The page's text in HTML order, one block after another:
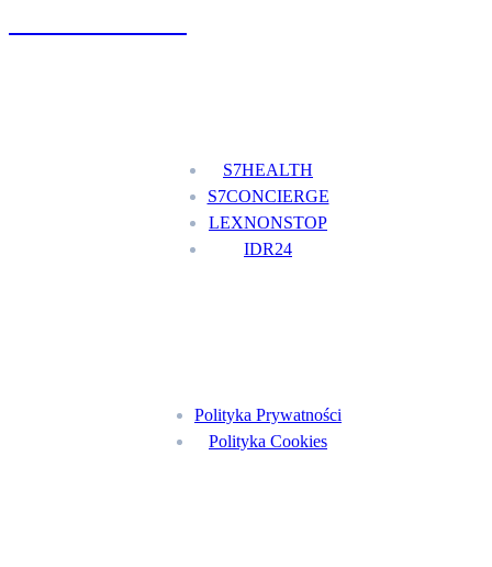
S7HEALTH
S7CONCIERGE
LEXNONSTOP
IDR24
Polityka Prywatności
Polityka Cookies